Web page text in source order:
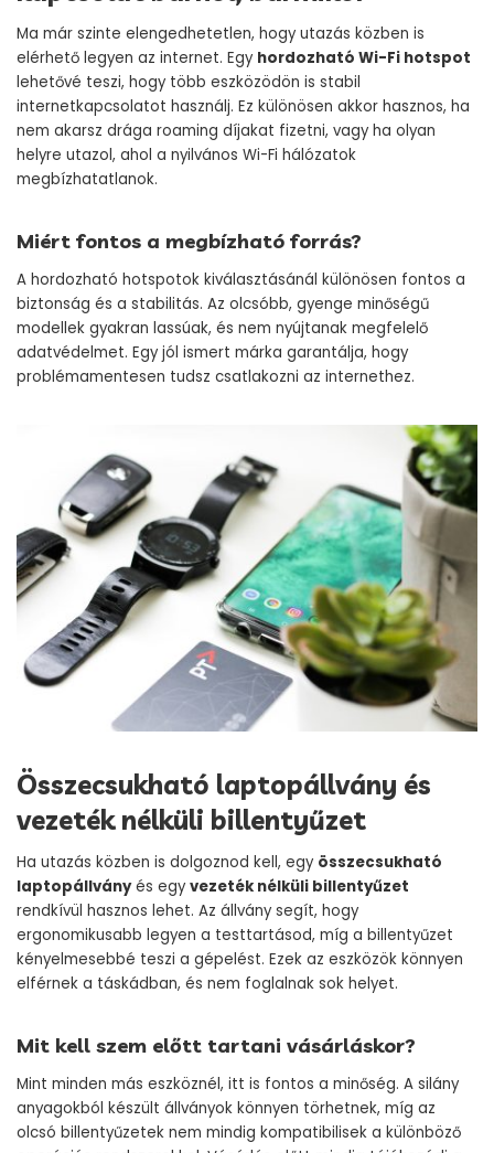
Ma már szinte elengedhetetlen, hogy utazás közben is
elérhető legyen az internet. Egy hordozható Wi-Fi hotspot
lehetővé teszi, hogy több eszközödön is stabil
internetkapcsolatot használj. Ez különösen akkor hasznos, ha
nem akarsz drága roaming díjakat fizetni, vagy ha olyan
helyre utazol, ahol a nyilvános Wi-Fi hálózatok
megbízhatatlanok.
Miért fontos a megbízható forrás?
A hordozható hotspotok kiválasztásánál különösen fontos a
biztonság és a stabilitás. Az olcsóbb, gyenge minőségű
modellek gyakran lassúak, és nem nyújtanak megfelelő
adatvédelmet. Egy jól ismert márka garantálja, hogy
problémamentesen tudsz csatlakozni az internethez.
Összecsukható laptopállvány és
vezeték nélküli billentyűzet
Ha utazás közben is dolgoznod kell, egy összecsukható
laptopállványés egy vezeték nélküli billentyűzet
rendkívül hasznos lehet. Az állvány segít, hogy
ergonomikusabb legyen a testtartásod, míg a billentyűzet
kényelmesebbé teszi a gépelést. Ezek az eszközök könnyen
elférnek a táskádban, és nem foglalnak sok helyet.
Mit kell szem előtt tartani vásárláskor?
Mint minden más eszköznél, itt is fontos a minőség. A silány
anyagokból készült állványok könnyen törhetnek, míg az
olcsó billentyűzetek nem mindig kompatibilisek a különböző